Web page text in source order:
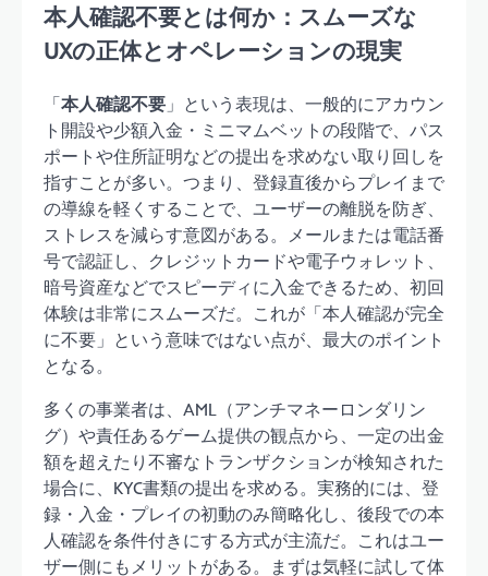
本人確認不要とは何か：スムーズな
UXの正体とオペレーションの現実
「本人確認不要 」という表現は、一般的にアカウン
ト開設や少額入金・ミニマムベットの段階で、パス
ポートや住所証明などの提出を求めない取り回しを
指すことが多い。つまり、登録直後からプレイまで
の導線を軽くすることで、ユーザーの離脱を防ぎ、
ストレスを減らす意図がある。メールまたは電話番
号で認証し、クレジットカードや電子ウォレット、
暗号資産などでスピーディに入金できるため、初回
体験は非常にスムーズだ。これが「本人確認が完全
に不要」という意味ではない点が、最大のポイント
となる。
多くの事業者は、AML（アンチマネーロンダリン
グ）や責任あるゲーム提供の観点から、一定の出金
額を超えたり不審なトランザクションが検知された
場合に、KYC書類の提出を求める。実務的には、登
録・入金・プレイの初動のみ簡略化し、後段での本
人確認を条件付きにする方式が主流だ。これはユー
ザー側にもメリットがある。まずは気軽に試して体